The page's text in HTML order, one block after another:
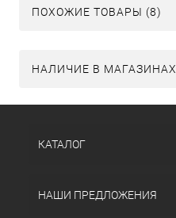
ПОХОЖИЕ ТОВАРЫ (8)
НАЛИЧИЕ В МАГАЗИНАХ
КАТАЛОГ
НАШИ ПРЕДЛОЖЕНИЯ